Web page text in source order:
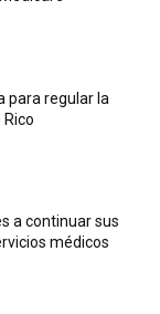
para regular la
a continuar sus
médicos